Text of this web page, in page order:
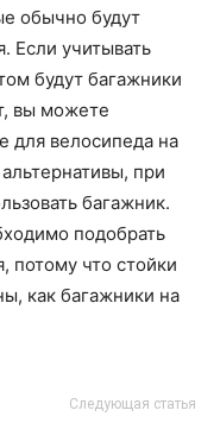
обычно будут
Если учитывать
будут багажники
вы можете
для велосипеда на
при
багажник.
подобрать
потому что стойки
как багажники на
Следующая статья